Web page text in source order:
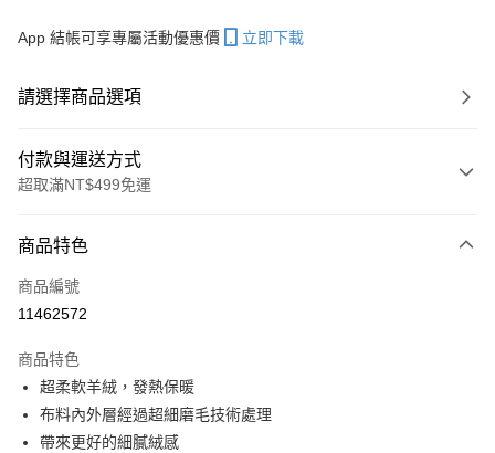
App 結帳可享專屬活動優惠價 立即下載
請選擇商品選項
付款與運送方式
超取滿NT$499免運
信用卡一次付款
超商取貨付款
Apple Pay
街口支付
商品特色
商品編號
11462572
商品特色
超柔軟羊絨，發熱保暖
布料內外層經過超細磨毛技術處理
帶來更好的細膩絨感